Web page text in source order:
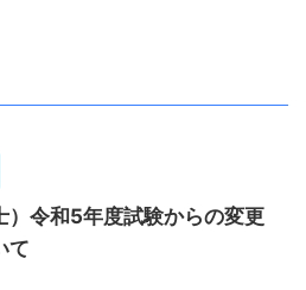
）令和5年度試験からの変更
て